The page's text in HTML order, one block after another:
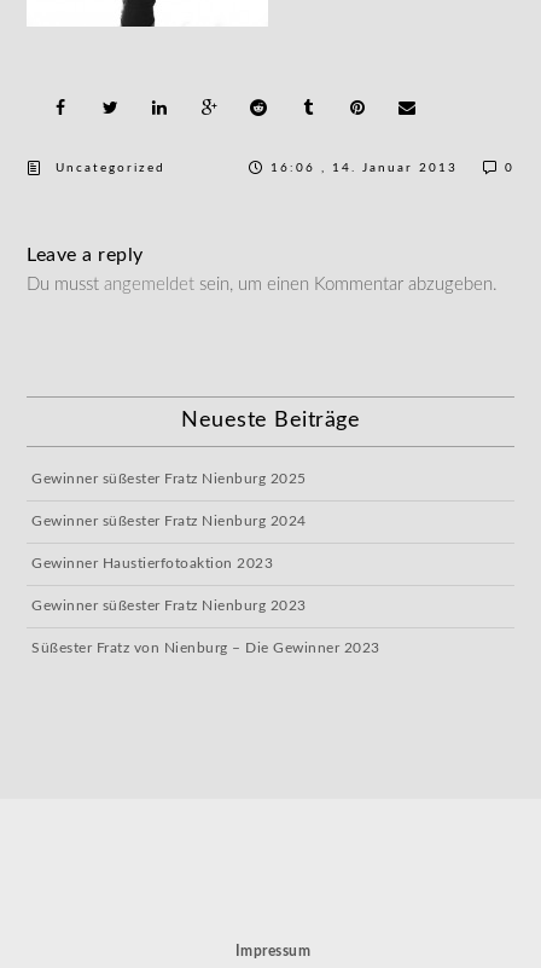
Uncategorized 16:06 , 14. Januar 2013 0
Leave a reply
Du musstangemeldet sein, um einen Kommentar abzugeben.
Neueste Beiträge
Gewinner süßester Fratz Nienburg 2025
Gewinner süßester Fratz Nienburg 2024
Gewinner Haustierfotoaktion 2023
Gewinner süßester Fratz Nienburg 2023
Süßester Fratz von Nienburg – Die Gewinner 2023
Impressum